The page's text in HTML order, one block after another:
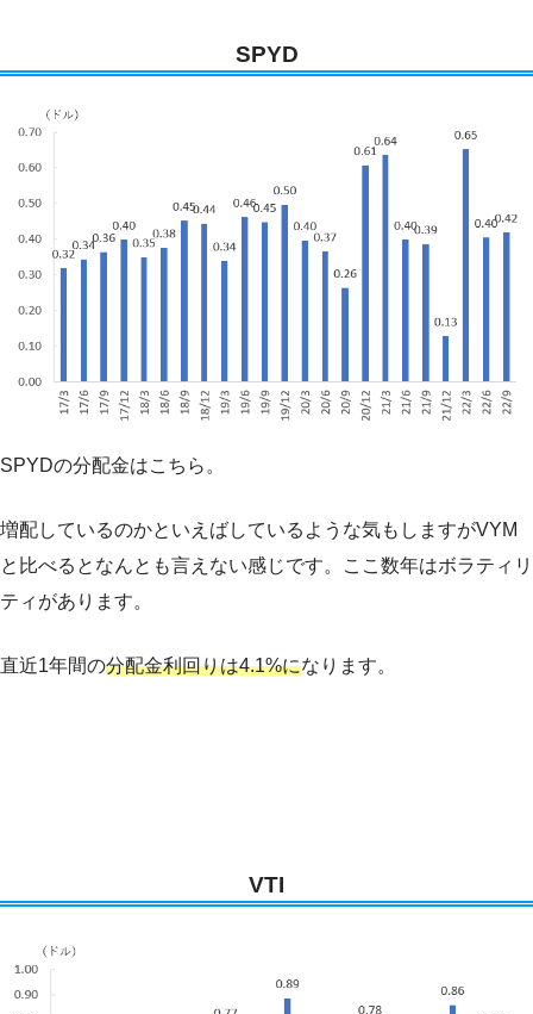
SPYD
SPYDの分配金はこちら。
増配しているのかといえばしているような気もしますがVYM
と比べるとなんとも言えない感じです。ここ数年はボラティリ
ティがあります。
直近1年間の分配金利回りは4.1%になります。
VTI